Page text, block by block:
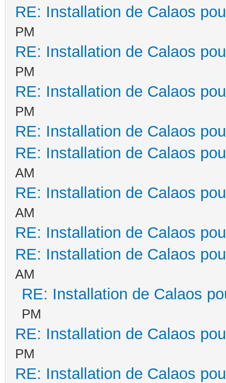
RE: Installation de Calaos
PM
RE: Installation de Calaos
PM
RE: Installation de Calaos
PM
RE: Installation de Calaos
RE: Installation de Calaos
AM
RE: Installation de Calaos
AM
RE: Installation de Calaos
RE: Installation de Calaos
AM
RE: Installation de Calaos
PM
RE: Installation de Calaos
PM
RE: Installation de Calaos